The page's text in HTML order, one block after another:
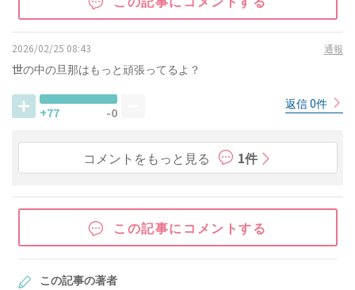
2026/02/25 08:43 通報
世の中の旦那はもっと頑張ってるよ？
+77 -0
返信 0件
コメントをもっと見る 1件
この記事にコメントする
この記事の著者